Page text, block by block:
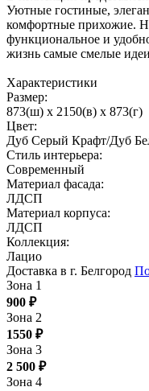
Уютные гостиные,
комфортные прихожие.
функциональное и
жизнь самые смелые
Характеристики
Размер:
873(ш) x 2150(в) x 873(г)
Цвет:
Дуб Серый Крафт/Дуб
Стиль интерьера:
Современный
Материал фасада:
ЛДСП
Материал корпуса:
ЛДСП
Коллекция:
Лацио
Доставка в г. Белгород
Зона 1
900 ₽
Зона 2
1550 ₽
Зона 3
2 500 ₽
Зона 4